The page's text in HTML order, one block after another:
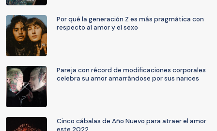
Por qué la generación Z es más pragmática con
respecto al amor y el sexo
Pareja con récord de modificaciones corporales
celebra su amor amarrándose por sus narices
Cinco cábalas de Año Nuevo para atraer el amor
este 2022